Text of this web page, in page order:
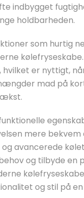
indbygget
holdbarheden.
som hurtig
er nyttigt,
mad på
mere
avancerede
og tilbyde en
og stil på